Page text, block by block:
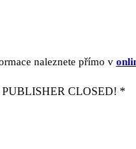
naleznete přímo v
CLOSED! *